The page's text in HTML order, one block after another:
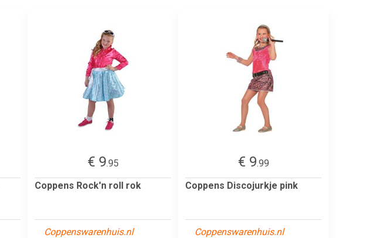
€ 9.95
Coppens Rock'n roll rok
Coppenswarenhuis.nl
€ 9.99
Coppens Discojurkje pink
Coppenswarenhuis.nl